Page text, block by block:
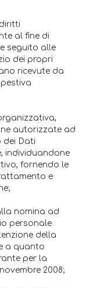
al fine di
seguito alle
dei propri
ricevute da
autorizzate ad
dei Dati
individuandone
fornendo le
e
nomina ad
personale
della
a quanto
per la
2008;